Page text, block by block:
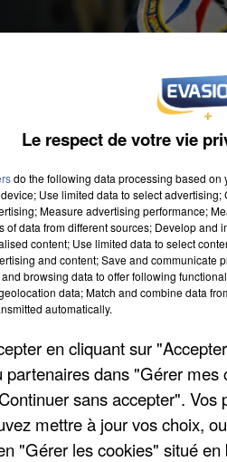
pas en service mais
pris la fuite, raconte
interpeller un peu plus
d'utiliser du gaz
Agé de 23 ans, ce
Le respect de votre vie
do the following data processing based
Use limited data to select
Measure advertising performance;
of data from different sources; Develop
content; Use limited data to select
and content; Save and communicate
browsing data to offer following
data; Match and combine data
automatically.
en cliquant sur
partenaires dans "Gérer
sans accepter".
mettre à jour vos choix,
"Gérer les cookies" situé en